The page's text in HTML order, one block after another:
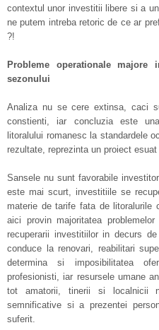
contextul unor investitii libere si a
ne putem intreba retoric de ce ar
?!
Probleme operationale
sezonului
Analiza nu se cere extinsa, caci
constienti, iar concluzia este
litoralului romanesc la standardele
rezultate, reprezinta un proiect
Sansele nu sunt favorabile
este mai scurt, investitiile se
materie de tarife fata de
aici provin majoritatea
recuperarii investitiilor in decurs
conduce la renovari, reabilitari
determina si imposibilitatea
profesionisti, iar resursele umane
tot amatorii, tinerii si localnicii
semnificative si a prezentei
suferit.